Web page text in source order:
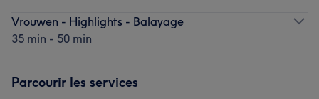
Vrouwen - Highlights - Balayage
35 min - 50 min
Parcourir les services